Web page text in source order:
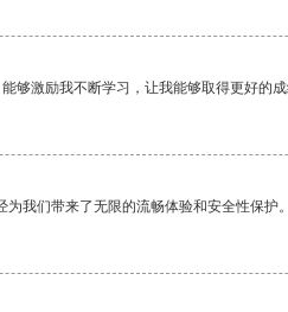
够激励我不断学习，让我能够取得更好的
为我们带来了无限的流畅体验和安全性保护